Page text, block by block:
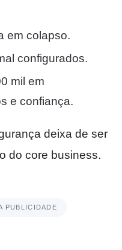
em colapso.
configurados.
mil em
e confiança.
deixa de ser
do core business.
PUBLICIDADE